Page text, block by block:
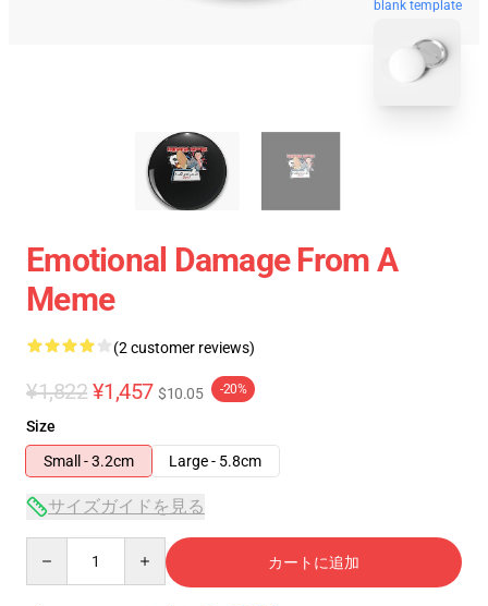
blank template
Emotional Damage From A
Meme
(2 customer reviews)
¥1,822 ¥1,457 $10.05 -20%
Size
Small - 3.2cm
Large - 5.8cm
サイズガイドを見る
カートに追加